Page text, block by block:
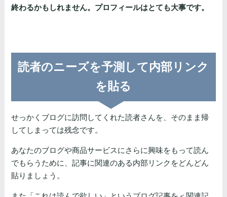
終わるかもしれません。プロフィールはとても大事です。
読者のニーズを予測して内部リンク
を貼る
せっかくブログに訪問してくれた読者さんを、そのまま帰
してしまっては残念です。
あなたのブログや商品サービスにさらに興味をもって読ん
でもらうために、記事に関連のある内部リンクをどんどん
貼りましょう。